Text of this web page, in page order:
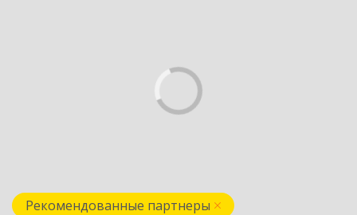
Рекомендованные партнеры